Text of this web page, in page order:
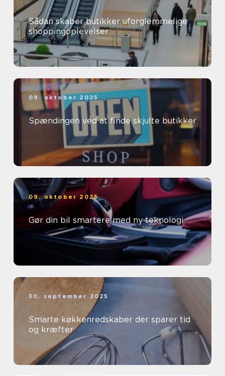
Sådan skaber butikker uforglemmelige
shoppingoplevelser
09. oktober 2025
Spændingen ved at finde skjulte butikker
09. oktober 2025
Gør din bil smartere med ny teknologi
30. september 2025
Smarte køkkenredskaber der sparer tid
og kræfter